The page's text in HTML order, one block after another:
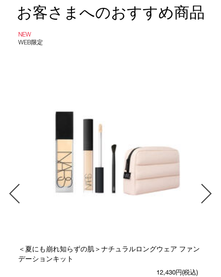
お客さまへのおすすめ商品
NEW
WEB限定
＜夏にも崩れ知らずの肌＞ナチュラルロングウェア ファン
デーションキット
12,430円(税込)